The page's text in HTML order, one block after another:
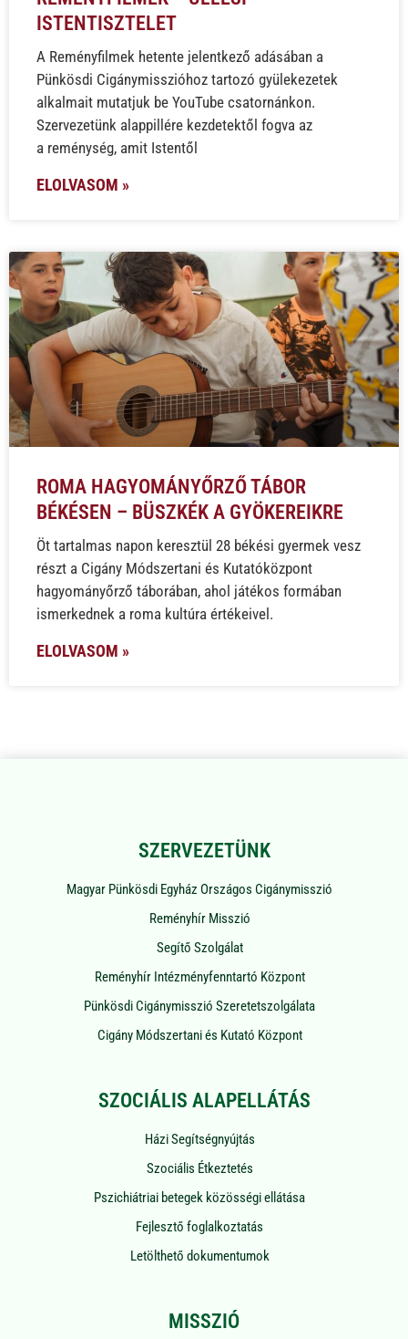
ISTENTISZTELET
A Reményfilmek hetente jelentkező adásában a
Pünkösdi Cigánymisszióhoz tartozó gyülekezetek
alkalmait mutatjuk be YouTube csatornánkon.
Szervezetünk alappillére kezdetektől fogva az
a reménység, amit Istentől
ELOLVASOM »
ROMA HAGYOMÁNYŐRZŐ TÁBOR
BÉKÉSEN – BÜSZKÉK A GYÖKEREIKRE
Öt tartalmas napon keresztül 28 békési gyermek vesz
részt a Cigány Módszertani és Kutatóközpont
hagyományőrző táborában, ahol játékos formában
ismerkednek a roma kultúra értékeivel.
ELOLVASOM »
SZERVEZETÜNK
Magyar Pünkösdi Egyház Országos Cigánymisszió
Reményhír Misszió
Segítő Szolgálat
Reményhír Intézményfenntartó Központ
Pünkösdi Cigánymisszió Szeretetszolgálata
Cigány Módszertani és Kutató Központ
SZOCIÁLIS ALAPELLÁTÁS
Házi Segítségnyújtás
Szociális Étkeztetés
Pszichiátriai betegek közösségi ellátása
Fejlesztő foglalkoztatás
Letölthető dokumentumok
MISSZIÓ